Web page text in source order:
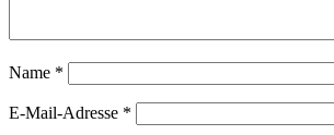
Name *
E-Mail-Adresse *